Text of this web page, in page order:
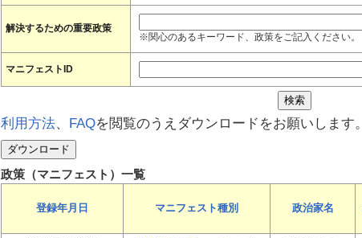
解決するための重要政策
※関心のあるキーワード、政策をご記入ください。
マニフェストID
利用方法、 FAQを閲覧のうえダウンロードをお願いします。
政策（マニフェスト）一覧
登録年月日 マニフェスト種別 政治家名